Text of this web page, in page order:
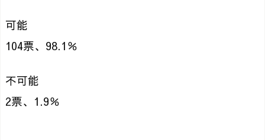
可能
104票、98.1％
不可能
2票、1.9％